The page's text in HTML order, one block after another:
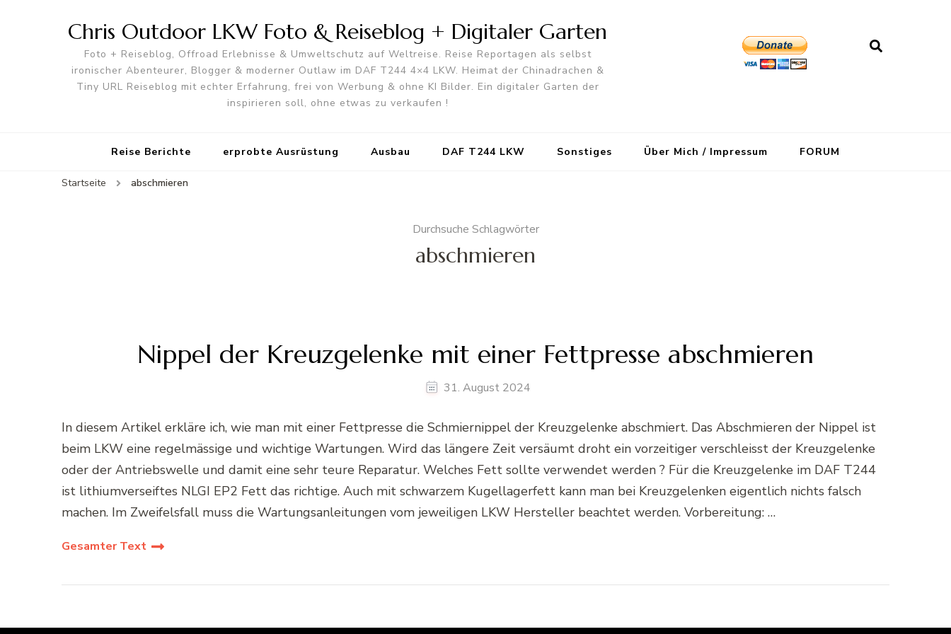
Chris Outdoor LKW Foto & Reiseblog + Digitaler Garten
Foto + Reiseblog, Offroad Erlebnisse & Umweltschutz auf Weltreise. Reise Reportagen als selbst
ironischer Abenteurer, Blogger & moderner Outlaw im DAF T244 4×4 LKW. Heimat der Chinadrachen &
Tiny URL Reiseblog mit echter Erfahrung, frei von Werbung & ohne KI Bilder. Ein digitaler Garten der
inspirieren soll, ohne etwas zu verkaufen !
Reise Berichte erprobte Ausrüstung Ausbau DAF T244 LKW Sonstiges Über Mich / Impressum FORUM
Startseite abschmieren
Durchsuche Schlagwörter
abschmieren
Nippel der Kreuzgelenke mit einer Fettpresse abschmieren
31. August 2024
In diesem Artikel erkläre ich, wie man mit einer Fettpresse die Schmiernippel der Kreuzgelenke abschmiert. Das Abschmieren der Nippel ist
beim LKW eine regelmässige und wichtige Wartungen. Wird das längere Zeit versäumt droht ein vorzeitiger verschleisst der Kreuzgelenke
oder der Antriebswelle und damit eine sehr teure Reparatur. Welches Fett sollte verwendet werden ? Für die Kreuzgelenke im DAF T244
ist lithiumverseiftes NLGI EP2 Fett das richtige. Auch mit schwarzem Kugellagerfett kann man bei Kreuzgelenken eigentlich nichts falsch
machen. Im Zweifelsfall muss die Wartungsanleitungen vom jeweiligen LKW Hersteller beachtet werden. Vorbereitung: …
Gesamter Text